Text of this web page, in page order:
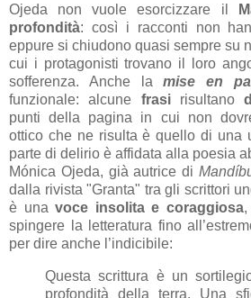
Ojeda non vuole esorcizzare il
profondità: così i racconti non
eppure si chiudono quasi sempre su
cui i protagonisti trovano il loro
sofferenza. Anche lamise en
funzionale: alcune frasi risultano
punti della pagina in cui non
ottico che ne risulta è quello di una
parte di delirio è affidata alla poesia
Mónica Ojeda, già autrice di
dalla rivista "Granta" tra gli scrittori
è unavoce insolita e coraggiosa
spingere la letteratura fino
per dire anche l’indicibile:
Questa scrittura è un
profondità della terra. Una